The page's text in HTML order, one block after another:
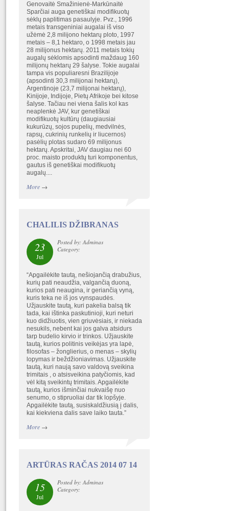
Genovaitė Smažinienė-Markūnaitė
Sparčiai auga genetiškai modifikuotų
sėklų paplitimas pasaulyje. Pvz., 1996
metais transgeniniai augalai iš viso
užėmė 2,8 milijono hektarų ploto, 1997
metais – 8,1 hektaro, o 1998 metais jau
28 milijonus hektarų. 2011 metais tokių
augalų sėklomis apsodinti maždaug 160
milijonų hektarų 29 šalyse. Tokie augalai
tampa vis populiaresni Brazilijoje
(apsodinti 30,3 milijonai hektarų),
Argentinoje (23,7 milijonai hektarų),
Kinijoje, Indijoje, Pietų Afrikoje bei kitose
šalyse. Tačiau nei viena šalis kol kas
neaplenkė JAV, kur genetiškai
modifikuotų kultūrų (daugiausiai
kukurūzų, sojos pupelių, medvilnės,
rapsų, cukrinių runkelių ir liucernos)
pasėlių plotas sudaro 69 milijonus
hektarų. Apskritai, JAV daugiau nei 60
proc. maisto produktų turi komponentus,
gautus iš genetiškai modifikuotų
augalų....
More→
CHALILIS DŽIBRANAS
23
Jul
Posted by: Adminas
Category:
“Apgailėkite tautą, nešiojančią drabužius,
kurių pati neaudžia, valgančią duoną,
kurios pati neaugina, ir geriančią vyną,
kuris teka ne iš jos vynspaudės.
Užjauskite tautą, kuri pakelia balsą tik
tada, kai ištinka paskutinioji, kuri neturi
kuo didžiuotis, vien griuvėsiais, ir niekada
nesukils, nebent kai jos galva atsidurs
tarp budelio kirvio ir trinkos. Užjauskite
tautą, kurios politinis veikėjas yra lapė,
filosofas – žonglierius, o menas – skylių
lopymas ir beždžioniavimas. Užjauskite
tautą, kuri naują savo valdovą sveikina
trimitais , o atsisveikina patyčiomis, kad
vėl kitą sveikintų trimitais. Apgailėkite
tautą, kurios išminčiai nukvaišę nuo
senumo, o stipruoliai dar tik lopšyje.
Apgailėkite tautą, susiskaldžiusią į dalis,
kai kiekviena dalis save laiko tauta.”
More→
ARTŪRAS RAČAS 2014 07 14
15
Jul
Posted by: Adminas
Category: